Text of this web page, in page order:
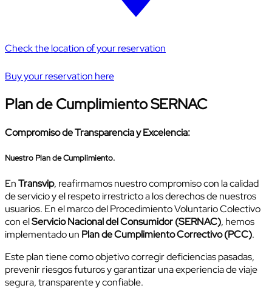
Check the location of your reservation
Buy your reservation here
Plan de Cumplimiento SERNAC
Compromiso de Transparencia y Excelencia:
Nuestro Plan de Cumplimiento.
EnTransvip, reafirmamos nuestro compromiso con la calidad
de servicio y el respeto irrestricto a los derechos de nuestros
usuarios. En el marco del Procedimiento Voluntario Colectivo
con elServicio Nacional del Consumidor (SERNAC), hemos
implementado un Plan de Cumplimiento Correctivo (PCC).
Este plan tiene como objetivo corregir deficiencias pasadas,
prevenir riesgos futuros y garantizar una experiencia de viaje
segura, transparente y confiable.